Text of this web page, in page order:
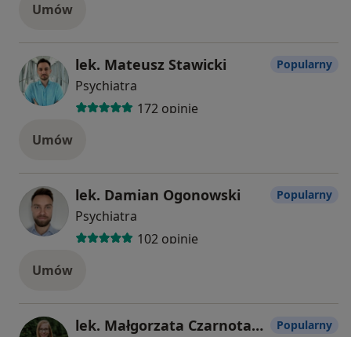
Umów
lek. Mateusz Stawicki
Psychiatra
172 opinie
Popularny
Umów
lek. Damian Ogonowski
Psychiatra
102 opinie
Popularny
Umów
lek. Małgorzata Czarnota-Śmiechowska Popularny